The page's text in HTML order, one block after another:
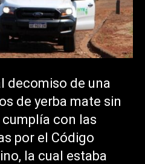
decomiso de una
de yerba mate sin
con las
por el Código
la cual estaba